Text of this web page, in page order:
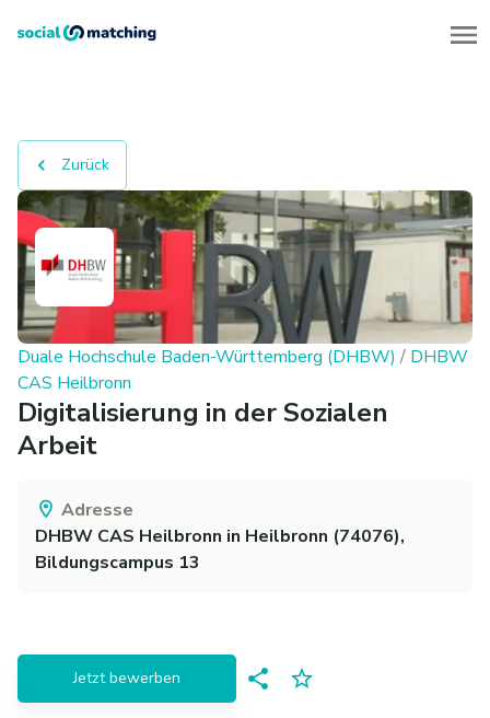
Zurück
Duale Hochschule Baden-Württemberg (DHBW) / DHBW
CAS Heilbronn
Digitalisierung in der Sozialen
Arbeit
Adresse
DHBW CAS Heilbronn in Heilbronn (74076),
Bildungscampus 13
Jetzt bewerben